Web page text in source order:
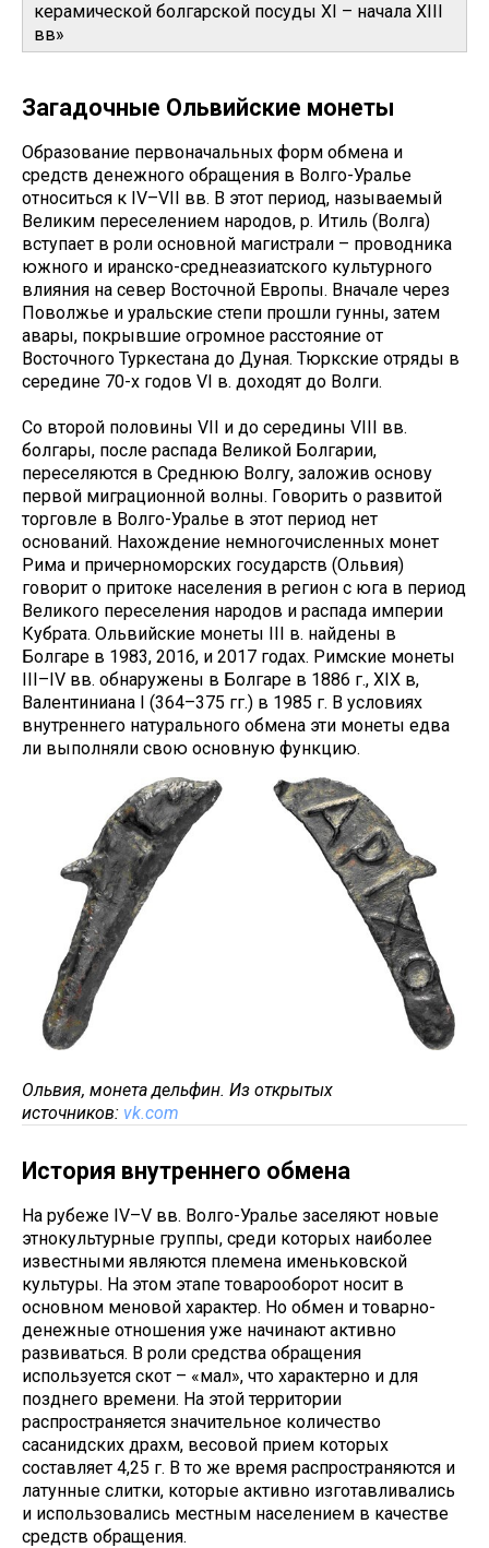
керамической болгарской посуды XI – начала XIII
вв»
Загадочные Ольвийские монеты
Образование первоначальных форм обмена и
средств денежного обращения в Волго-Уралье
относиться к IV–VII вв. В этот период, называемый
Великим переселением народов, р. Итиль (Волга)
вступает в роли основной магистрали – проводника
южного и иранско-среднеазиатского культурного
влияния на север Восточной Европы. Вначале через
Поволжье и уральские степи прошли гунны, затем
авары, покрывшие огромное расстояние от
Восточного Туркестана до Дуная. Тюркские отряды в
середине 70-х годов VI в. доходят до Волги.
Со второй половины VII и до середины VIII вв.
болгары, после распада Великой Болгарии,
переселяются в Среднюю Волгу, заложив основу
первой миграционной волны. Говорить о развитой
торговле в Волго-Уралье в этот период нет
оснований. Нахождение немногочисленных монет
Рима и причерноморских государств (Ольвия)
говорит о притоке населения в регион с юга в период
Великого переселения народов и распада империи
Кубрата. Ольвийские монеты III в. найдены в
Болгаре в 1983, 2016, и 2017 годах. Римские монеты
III–IV вв. обнаружены в Болгаре в 1886 г., XIX в,
Валентиниана I (364–375 гг.) в 1985 г. В условиях
внутреннего натурального обмена эти монеты едва
ли выполняли свою основную функцию.
Ольвия, монета дельфин. Из открытых
источников: vk.com
История внутреннего обмена
На рубеже IV–V вв. Волго-Уралье заселяют новые
этнокультурные группы, среди которых наиболее
известными являются племена именьковской
культуры. На этом этапе товарооборот носит в
основном меновой характер. Но обмен и товарно-
денежные отношения уже начинают активно
развиваться. В роли средства обращения
используется скот – «мал», что характерно и для
позднего времени. На этой территории
распространяется значительное количество
сасанидских драхм, весовой прием которых
составляет 4,25 г. В то же время распространяются и
латунные слитки, которые активно изготавливались
и использовались местным населением в качестве
средств обращения.